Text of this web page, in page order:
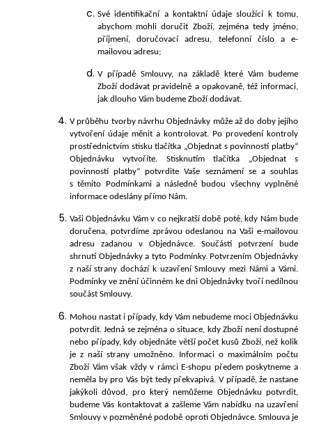
Své identifikační a kontaktní údaje sloužící k tomu,
abychom mohli doručit Zboží, zejména tedy jméno,
příjmení, doručovací adresu, telefonní číslo a e-
mailovou adresu;
V případě Smlouvy, na základě které Vám budeme
Zboží dodávat pravidelně a opakovaně, též informaci,
jak dlouho Vám budeme Zboží dodávat.
V průběhu tvorby návrhu Objednávky může až do doby jejího
vytvoření údaje měnit a kontrolovat. Po provedení kontroly
prostřednictvím stisku tlačítka „Objednat s povinností platby“
Objednávku vytvoříte. Stisknutím tlačítka „Objednat s
povinností platby“ potvrdite Vaše seznámení se a souhlas
s těmito Podmínkami a následně budou všechny vyplněné
informace odeslány přímo Nám.
Vaši Objednávku Vám v co nejkratší době poté, kdy Nám bude
doručena, potvrdíme zprávou odeslanou na Vaši e-mailovou
adresu zadanou v Objednávce. Součástí potvrzení bude
shrnutí Objednávky a tyto Podmínky. Potvrzením Objednávky
z naší strany dochází k uzavření Smlouvy mezi Námi a Vámi.
Podmínky ve znění účinném ke dni Objednávky tvoří nedílnou
součást Smlouvy.
Mohou nastat i případy, kdy Vám nebudeme moci Objednávku
potvrdit. Jedná se zejména o situace, kdy Zboží není dostupné
nebo případy, kdy objednáte větší počet kusů Zboží, než kolik
je z naší strany umožněno. Informaci o maximálním počtu
Zboží Vám však vždy v rámci E-shopu předem poskytneme a
neměla by pro Vás být tedy překvapivá. V případě, že nastane
jakýkoli důvod, pro který nemůžeme Objednávku potvrdit,
budeme Vás kontaktovat a zašleme Vám nabídku na uzavření
Smlouvy v pozměněné podobě oproti Objednávce. Smlouva je